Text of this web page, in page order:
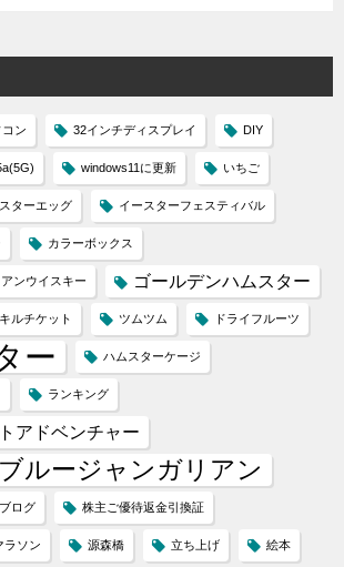
ン 32インチディスプレイ DIY
windows11に更新 いちご
ターエッグ イースターフェスティバル
カラーボックス
ンウイスキー ゴールデンハムスター
ルチケット ツムツム ドライフルーツ
ー ハムスターケージ
ランキング
アドベンチャー
ルージャンガリアン
ログ 株主ご優待返金引換証
ラソン 源森橋 立ち上げ 絵本